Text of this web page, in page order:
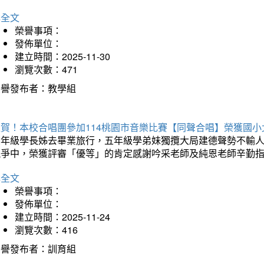
文
榮譽事項：
發佈單位：
建立時間：2025-11-30
瀏覽次數：471
發布者：教學組
！本校合唱團參加114桃園市音樂比賽【同聲合唱】榮獲國
級學長姊去畢業旅行，五年級學弟妹獨攬大局建德聲勢不輸
中，榮獲評審「優等」的肯定感謝吟采老師及純恩老師辛勤
文
榮譽事項：
發佈單位：
建立時間：2025-11-24
瀏覽次數：416
發布者：訓育組